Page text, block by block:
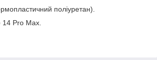
поліуретан).
14 Pro Max.